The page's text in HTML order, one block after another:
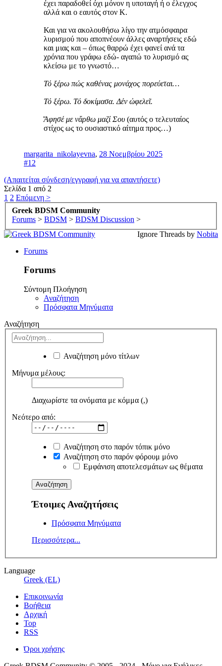
έχει παραδοθεί όχι μόνον η υποταγή ή ο έλεγχος
αλλά και ο εαυτός στον Κ.
Και για να ακολουθήσω λίγο την ατμόσφαιρα
λυρισμού που αποπνέουν άλλες αναρτήσεις εδώ
και μιας και – όπως θαρρώ έχει φανεί ανά τα
χρόνια που γράφω εδώ- αγαπώ το λυρισμό ας
κλείσω με το γνωστό…
Τό ξέρω πώς καθένας μονάχος πορεύεται…
Τό ξέρω. Τό δοκίμασα. Δέν ὠφελεῖ.
Ἄφησέ με νἄρθω μαζί Σου (αυτός ο τελευταίος
στίχος ως το ουσιαστικό αίτημα προς…)
margarita_nikolayevna, 28 Νοεμβρίου 2025
#12
(Απαιτείται σύνδεση/εγγραφή για να απαντήσετε)
Σελίδα 1 από 2
1 2 Επόμενη >
Greek BDSM Community
Forums > BDSM > BDSM Discussion >
Ignore Threads by Nobita
Forums
Forums
Σύντομη Πλοήγηση
Αναζήτηση
Πρόσφατα Μηνύματα
Αναζήτηση
Αναζήτηση μόνο τίτλων
Μήνυμα μέλους:
Διαχωρίστε τα ονόματα με κόμμα (,)
Νεότερο από:
Αναζήτηση στο παρόν τόπικ μόνο
Αναζήτηση στο παρόν φόρουμ μόνο
Εμφάνιση αποτελεσμάτων ως θέματα
Έτοιμες Αναζητήσεις
Πρόσφατα Μηνύματα
Περισσότερα...
Language
Greek (EL)
Επικοινωνία
Βοήθεια
Αρχική
Top
RSS
Όροι χρήσης